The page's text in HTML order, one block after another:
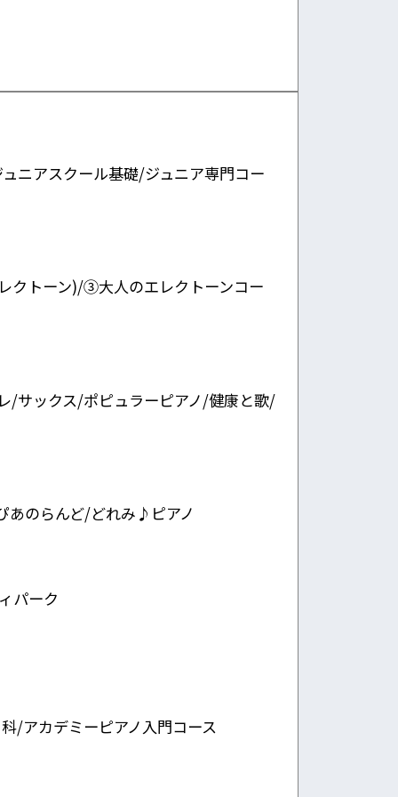
ニアスクール基礎/ジュニア専門コー
クトーン)/③大人のエレクトーンコー
/サックス/ポピュラーピアノ/健康と歌/
あのらんど/どれみ♪ピアノ
パーク
/アカデミーピアノ入門コース